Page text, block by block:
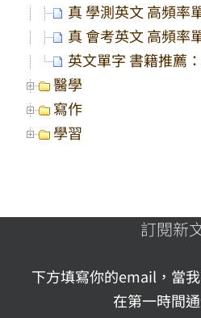
真 學測英文 高頻率
真 會考英文 高頻率
英文單字 書籍推薦
醫學
寫作
學習
訂閱新
下方填寫你的email，當
在第一時間